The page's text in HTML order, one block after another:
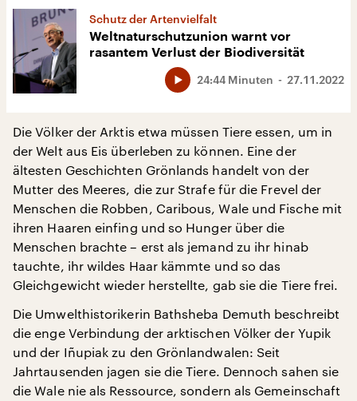
Schutz der Artenvielfalt
Weltnaturschutzunion warnt vor
rasantem Verlust der Biodiversität
27.11.2022
24:44 Minuten
Die Völker der Arktis etwa müssen Tiere essen, um in
der Welt aus Eis überleben zu können. Eine der
ältesten Geschichten Grönlands handelt von der
Mutter des Meeres, die zur Strafe für die Frevel der
Menschen die Robben, Caribous, Wale und Fische mit
ihren Haaren einfing und so Hunger über die
Menschen brachte – erst als jemand zu ihr hinab
tauchte, ihr wildes Haar kämmte und so das
Gleichgewicht wieder herstellte, gab sie die Tiere frei.
Die Umwelthistorikerin Bathsheba Demuth beschreibt
die enge Verbindung der arktischen Völker der Yupik
und der Iñupiak zu den Grönlandwalen: Seit
Jahrtausenden jagen sie die Tiere. Dennoch sahen sie
die Wale nie als Ressource, sondern als Gemeinschaft